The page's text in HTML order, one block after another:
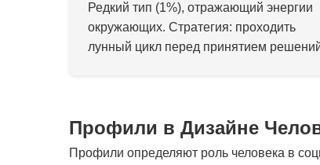
Редкий тип (1%), отражающий энергии
окружающих. Стратегия: проходить
лунный цикл перед принятием
Профили в Дизайне
Профили определяют роль человека в